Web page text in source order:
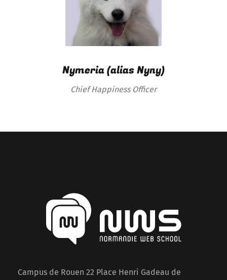
Nymeria (alias Nyny)
Chief Happiness Officer
Campus de Rouen 22 Place Henri Gadeau de